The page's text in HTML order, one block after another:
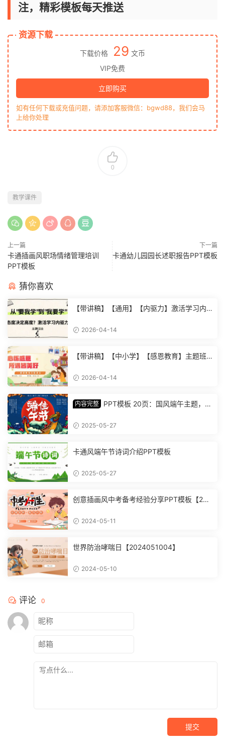
注，精彩模板每天推送
资源下载
下载价格 29 文币
VIP免费
立即购买
如有任何下载或充值问题，请添加客服微信：bgwd88，我们会马
上给你处理
0
教学课件
上一篇
卡通插画风职场情绪管理培训
PPT模板
下一篇
卡通幼儿园园长述职报告PPT模板
猜你喜欢
【带讲稿】【通用】【内驱力】激活学习内
2026-04-14
【带讲稿】【中小学】【感恩教育】主题班
2026-04-14
内容完整
PPT模板 20页：国风端午主题，丰
278】2025-05-27
卡通风端午节诗词介绍PPT模板
2025-05-27
创意插画风中考备考经验分享PPT模板【202
2024-05-11
世界防治哮喘日【2024051004】
2024-05-10
评论 0
提交